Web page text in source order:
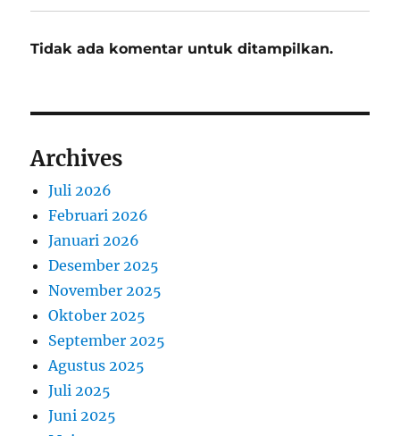
Tidak ada komentar untuk ditampilkan.
Archives
Juli 2026
Februari 2026
Januari 2026
Desember 2025
November 2025
Oktober 2025
September 2025
Agustus 2025
Juli 2025
Juni 2025